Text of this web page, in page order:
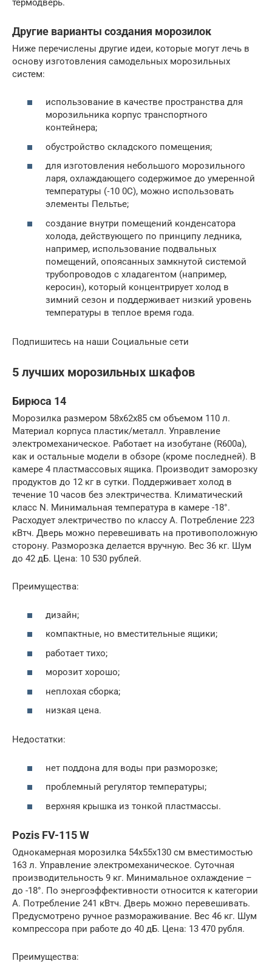
термодверь.
Другие варианты создания морозилок
Ниже перечислены другие идеи, которые могут лечь в
основу изготовления самодельных морозильных
систем:
использование в качестве пространства для
морозильника корпус транспортного
контейнера;
обустройство складского помещения;
для изготовления небольшого морозильного
ларя, охлаждающего содержимое до умеренной
температуры (‑10 0С), можно использовать
элементы Пельтье;
создание внутри помещений конденсатора
холода, действующего по принципу ледника,
например, использование подвальных
помещений, опоясанных замкнутой системой
трубопроводов с хладагентом (например,
керосин), который концентрирует холод в
зимний сезон и поддерживает низкий уровень
температуры в теплое время года.
Подпишитесь на наши Социальные сети
5 лучших морозильных шкафов
Бирюса 14
Морозилка размером 58х62х85 см объемом 110 л.
Материал корпуса пластик/металл. Управление
электромеханическое. Работает на изобутане (R600а),
как и остальные модели в обзоре (кроме последней). В
камере 4 пластмассовых ящика. Производит заморозку
продуктов до 12 кг в сутки. Поддерживает холод в
течение 10 часов без электричества. Климатический
класс N. Минимальная температура в камере -18°.
Расходует электричество по классу А. Потребление 223
кВтч. Дверь можно перевешивать на противоположную
сторону. Разморозка делается вручную. Вес 36 кг. Шум
до 42 дБ. Цена: 10 530 рублей.
Преимущества:
дизайн;
компактные, но вместительные ящики;
работает тихо;
морозит хорошо;
неплохая сборка;
низкая цена.
Недостатки:
нет поддона для воды при разморозке;
проблемный регулятор температуры;
верхняя крышка из тонкой пластмассы.
Pozis FV-115 W
Однокамерная морозилка 54х55х130 см вместимостью
163 л. Управление электромеханическое. Суточная
производительность 9 кг. Минимальное охлаждение –
до -18°. По энергоэффективности относится к категории
А. Потребление 241 кВтч. Дверь можно перевешивать.
Предусмотрено ручное размораживание. Вес 46 кг. Шум
компрессора при работе до 40 дБ. Цена: 13 470 рубля.
Преимущества: